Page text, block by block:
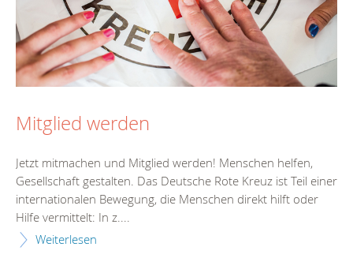
Mitglied werden
Jetzt mitmachen und Mitglied werden! Menschen helfen,
Gesellschaft gestalten. Das Deutsche Rote Kreuz ist Teil einer
internationalen Bewegung, die Menschen direkt hilft oder
Hilfe vermittelt: In z....
Weiterlesen